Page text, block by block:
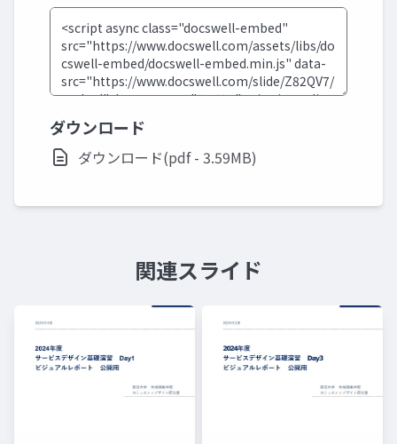
ダウンロード
ダウンロード(pdf - 3.59MB)
関連スライド